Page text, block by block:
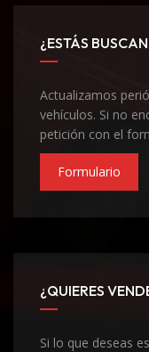
¿ESTÁS
Actualizamos
vehículos. Si no
petición con el
Formulario
¿QUIERES
Si lo que deseas